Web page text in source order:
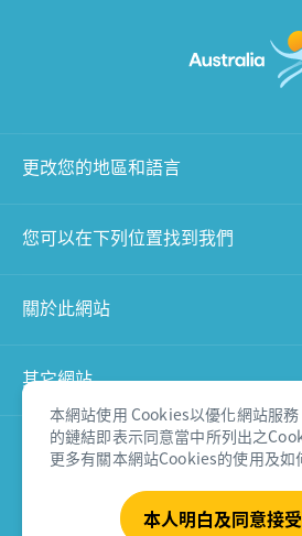
本網站使用 Cookies以優化網站服
的鏈結即表示同意當中所列出之
更多有關本網站Cookies的使用及如
本人明白及同意接
更改您的地區和語言
您可以在下列位置找到我們
關於此網站
其它網站
產品免責聲明